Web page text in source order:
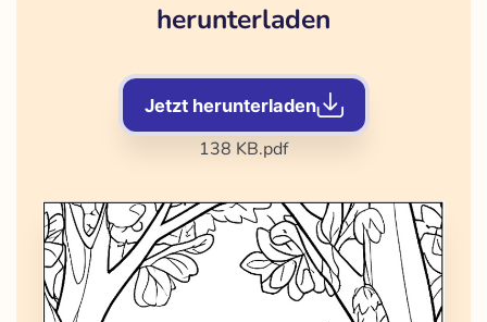
herunterladen
Jetzt herunterladen
138 KB.pdf